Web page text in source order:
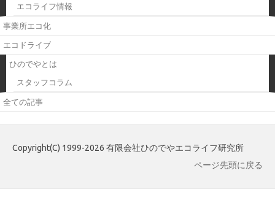
エコライフ情報
事業所エコ化
エコドライブ
ひのでやとは
スタッフコラム
全ての記事
Copyright(C) 1999-2026 有限会社ひのでやエコライフ研究所
ページ先頭に戻る